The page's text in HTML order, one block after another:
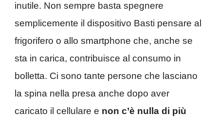
inutile. Non sempre basta spegnere
semplicemente il dispositivo Basti pensare al
frigorifero o allo smartphone che, anche se
sta in carica, contribuisce al consumo in
bolletta. Ci sono tante persone che lasciano
la spina nella presa anche dopo aver
caricato il cellulare e non c’è nulla di più